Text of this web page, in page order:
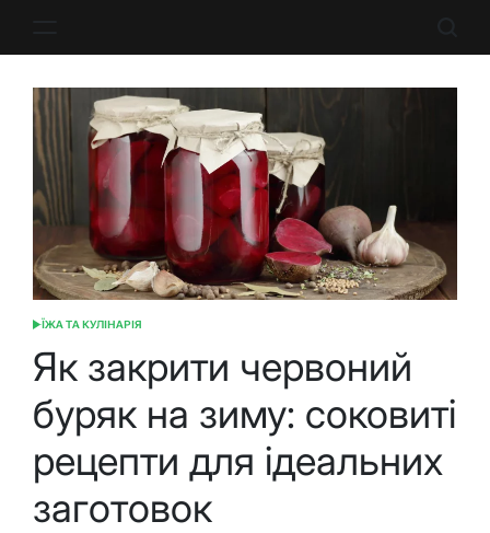
ОПУБЛІКУВАТИ
ЇЖА ТА КУЛІНАРІЯ
Як закрити червоний
буряк на зиму: соковиті
рецепти для ідеальних
заготовок